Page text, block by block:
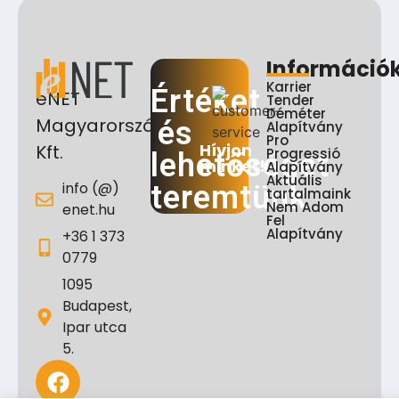
eNET
Magyarország
Kft.
info (@)
enet.hu
+36 1 373
0779
1095
Budapest,
Ipar utca
5.
Értéket
és
lehetőséget
teremtünk
Hívjon
minket!
Karrier
Tender
Déméter
Alapítvány
Pro
Progressió
Alapítvány
Aktuális
tartalmaink
Nem Adom
Fel
Alapítvány